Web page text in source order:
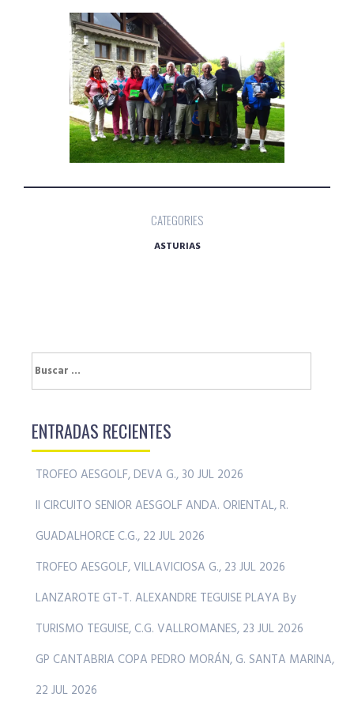
CATEGORIES
ASTURIAS
Buscar:
ENTRADAS RECIENTES
TROFEO AESGOLF, DEVA G., 30 JUL 2026
II CIRCUITO SENIOR AESGOLF ANDA. ORIENTAL, R.
GUADALHORCE C.G., 22 JUL 2026
TROFEO AESGOLF, VILLAVICIOSA G., 23 JUL 2026
LANZAROTE GT-T. ALEXANDRE TEGUISE PLAYA By
TURISMO TEGUISE, C.G. VALLROMANES, 23 JUL 2026
GP CANTABRIA COPA PEDRO MORÁN, G. SANTA MARINA,
22 JUL 2026